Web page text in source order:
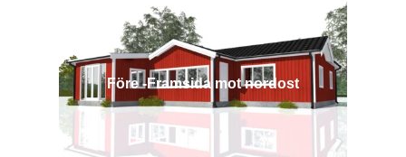
Före -Framsida mot nordost